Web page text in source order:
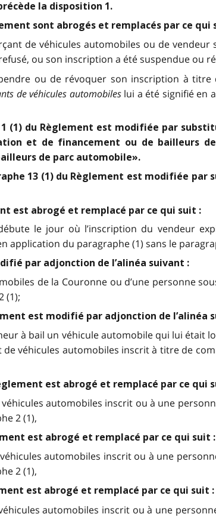
la disposition 1.
sont abrogés et remplacés par ce qui
de véhicules automobiles ou de vendeur
ou son inscription a été suspendue ou
ou de révoquer son inscription à
de véhicules automobileslui a été signifié en
(1) du Règlement est modifiée par
et de financement ou de bailleurs
de parc automobile».
13 (1) du Règlement est modifiée
est abrogé et remplacé par ce qui suit :
le jour où l’inscription du vendeur
application du paragraphe (1) sans le
par adjonction de l’alinéa suivant :
de la Couronne ou d’une personne
(1);
est modifié par adjonction de l’alinéa
à bail un véhicule automobile qui lui était
de véhicules automobiles inscrit à titre de
est abrogé et remplacé par ce qui
automobiles inscrit ou à une
2 (1),
est abrogé et remplacé par ce qui suit :
automobiles inscrit ou à une
2 (1),
est abrogé et remplacé par ce qui suit :
automobiles inscrit ou à une